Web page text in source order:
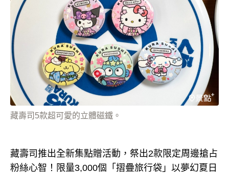
藏壽司5款超可愛的立體磁鐵。
藏壽司推出全新集點贈活動，祭出2款限定周邊搶占
粉絲心智！限量3,000個「摺疊旅行袋」以夢幻夏日